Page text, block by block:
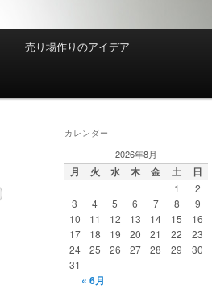
売り場作りのアイデア
カレンダー
2026年8月
月 火 水 木 金 土 日
1
2
3
4 5 6 7 8
9
10
11 12 13 14 15
16
17
18 19 20 21 22
23
24
25 26 27 28 29
30
31
« 6月